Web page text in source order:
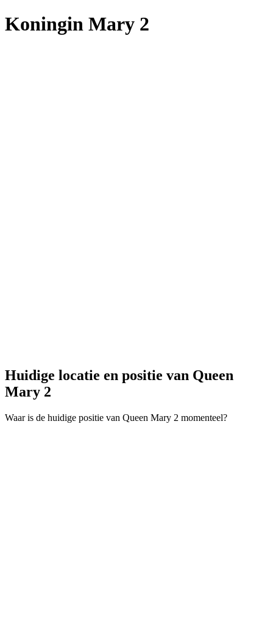
Koningin Mary 2
Huidige locatie en positie van Queen
Mary 2
Waar is de huidige positie van Queen Mary 2 momenteel?